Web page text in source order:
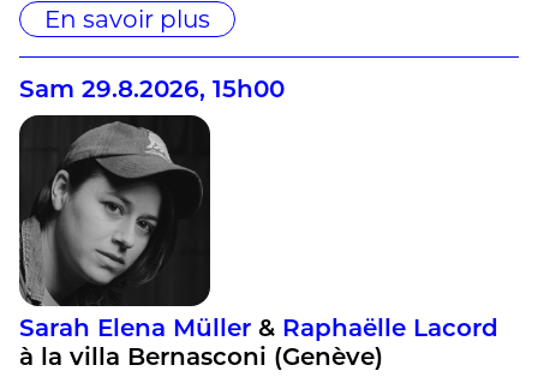
En savoir plus
Sam 29.8.2026, 15h00
Sarah Elena Müller & Raphaëlle Lacord
à la villa Bernasconi (Genève)